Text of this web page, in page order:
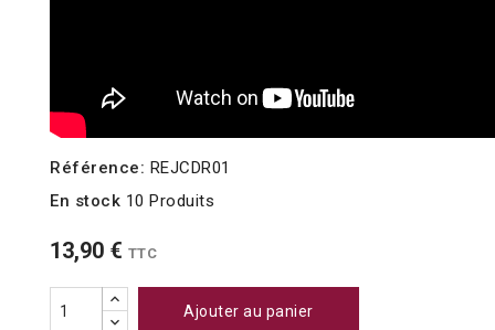
Référence: REJCDR01
En stock 10 Produits
13,90 € TTC
Ajouter au panier